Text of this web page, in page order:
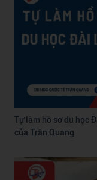
Tự làm hồ sơ du học
của Trần Quang